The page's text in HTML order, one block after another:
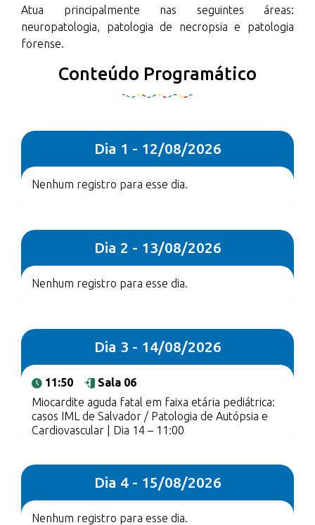
Atua principalmente nas seguintes áreas:
neuropatologia, patologia de necropsia e patologia
forense.
Conteúdo Programático
Dia 1 - 12/08/2026
Nenhum registro para esse dia.
Dia 2 - 13/08/2026
Nenhum registro para esse dia.
Dia 3 - 14/08/2026
11:50
Sala 06
Miocardite aguda fatal em faixa etária pediátrica:
casos IML de Salvador / Patologia de Autópsia e
Cardiovascular | Dia 14 – 11:00
Dia 4 - 15/08/2026
Nenhum registro para esse dia.